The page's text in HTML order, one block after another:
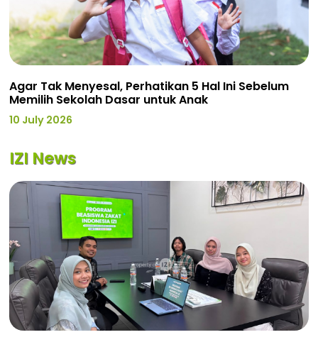
Agar Tak Menyesal, Perhatikan 5 Hal Ini Sebelum
Memilih Sekolah Dasar untuk Anak
10 July 2026
IZI News